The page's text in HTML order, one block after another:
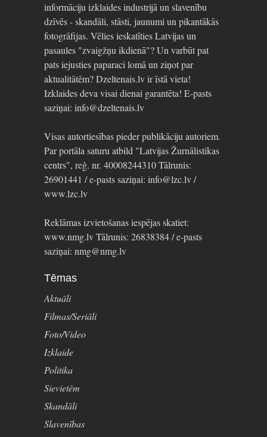
informāciju izklaides industrijā un slavenību
dzīvēs - skandāli, stāsti, jaunumi un pikantākās
fotogrāfijas. Vēlies ieskatīties Latvijas un
pasaules "zvaigžņu ikdienā"? Un varbūt pat
pats iejusties paparaci lomā un ziņot par
aktualitātēm? Dzeltenais.lv ir īstā vieta!
Izklaides deva visai dienai garantēta! E-pasts
saziņai: info@dzeltenais.lv
Visas autortiesības pieder publikāciju autoriem.
Par portāla saturu atbild "Latvijas Žurnālistikas
centrs", reģ. nr. 40008244310 Tālrunis:
26901441 / e-pasts saziņai: info@lzc.lv /
www.lzc.lv
Reklāmas izvietošanas iespējas skatiet:
www.nmg.lv Tālrunis: 26838384 / e-pasts
saziņai: nmg@nmg.lv
Tēmas
Aktuāli
Filmas/Seriāli
Foto/Video
Izklaide
Politika
Sievietēm
Skandāli
Slavenības